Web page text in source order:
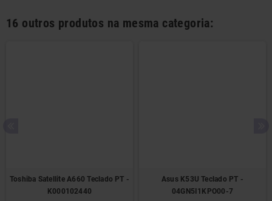
16 outros produtos na mesma categoria:
Toshiba Satellite A660 Teclado PT -
K000102440
Asus K53U Teclado PT -
04GN5I1KPO00-7